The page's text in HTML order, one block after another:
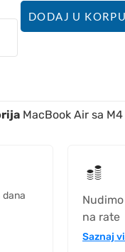
DODAJ U KORPU
MacBook Air sa
dana
na rate
Saznaj